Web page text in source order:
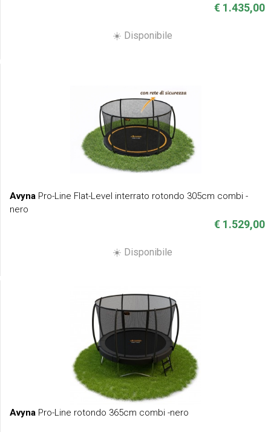
€ 1.435,00
☀️ Disponibile
Avyna Pro-Line Flat-Level interrato rotondo 305cm combi -
nero
€ 1.529,00
☀️ Disponibile
Avyna Pro-Line rotondo 365cm combi -nero